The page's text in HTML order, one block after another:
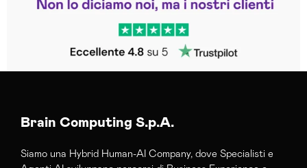
Brain Computing S.p.A.
Siamo una Hybrid Human-AI Company, dove Specialisti e